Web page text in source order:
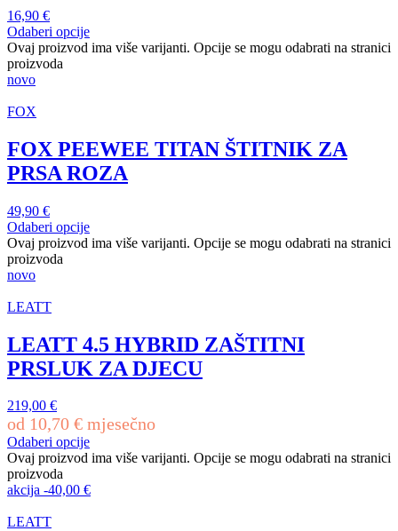
16,90 €
Odaberi opcije
Ovaj proizvod ima više varijanti. Opcije se mogu odabrati na stranici
proizvoda
novo
FOX
FOX PEEWEE TITAN ŠTITNIK ZA
PRSA ROZA
49,90 €
Odaberi opcije
Ovaj proizvod ima više varijanti. Opcije se mogu odabrati na stranici
proizvoda
novo
LEATT
LEATT 4.5 HYBRID ZAŠTITNI
PRSLUK ZA DJECU
219,00 €
od 10,70 € mjesečno
Odaberi opcije
Ovaj proizvod ima više varijanti. Opcije se mogu odabrati na stranici
proizvoda
akcija -40,00 €
LEATT